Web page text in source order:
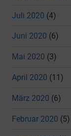
Juli 2020 (4)
Juni 2020 (6)
Mai 2020 (3)
April 2020 (11)
März 2020 (6)
Februar 2020 (5)